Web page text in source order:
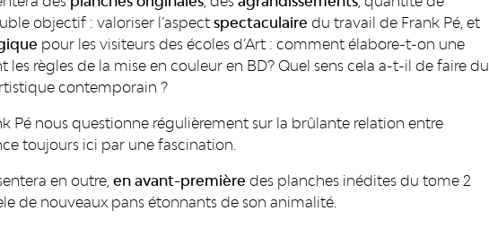
objectif : valoriser l’aspect spectaculaire du travail de Frank Pé, et
pour les visiteurs des écoles d’Art : comment élabore-t-on une
les règles de la mise en couleur en BD? Quel sens cela a-t-il de faire du
contemporain ?
Pé nous questionne régulièrement sur la brûlante relation entre
toujours ici par une fascination.
en outre, en avant-première des planches inédites du tome 2
de nouveaux pans étonnants de son animalité.